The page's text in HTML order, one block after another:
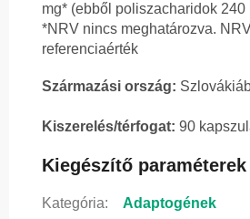
mg* (ebből poliszacharidok 240
*NRV nincs meghatározva.
referenciaérték
Származási ország:
Kiszerelés/térfogat: 90
Kiegészítő paraméterek
Kategória:
Adaptogének